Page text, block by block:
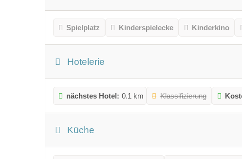
Spielplatz Kinderspielecke Kinderkino
Hotelerie
nächstes Hotel: 0.1 km Klassifizierung
Küche